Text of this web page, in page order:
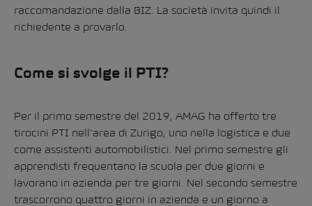
raccomandazione dalla BIZ. La società invita quindi il
richiedente a provarlo.
Come si svolge il PTI?
Per il primo semestre del 2019, AMAG ha offerto tre
tirocini PTI nell’area di Zurigo, uno nella logistica e due
come assistenti automobilistici. Nel primo semestre gli
apprendisti frequentano la scuola per due giorni e
lavorano in azienda per tre giorni. Nel secondo semestre
trascorrono quattro giorni in azienda e un giorno a